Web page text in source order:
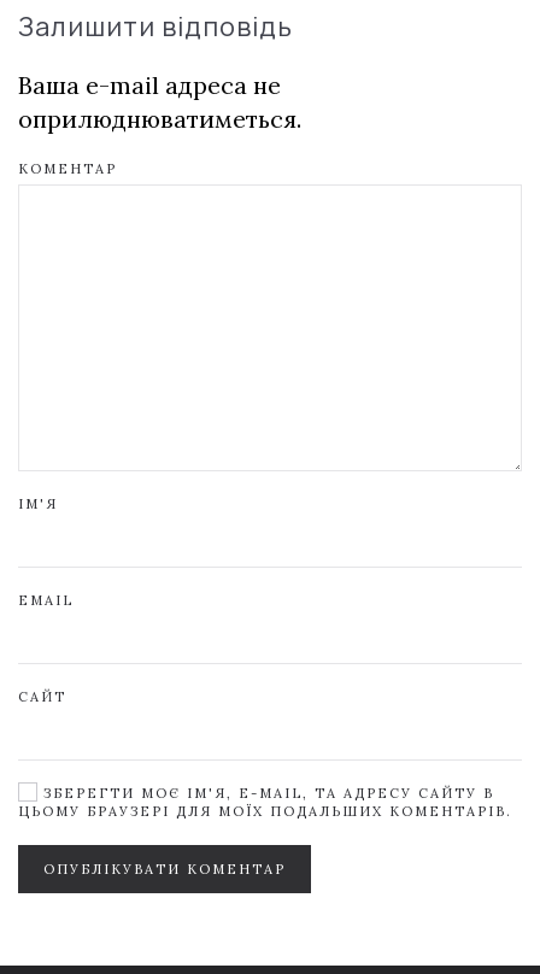
Залишити відповідь
Ваша e-mail адреса не
оприлюднюватиметься.
КОМЕНТАР
ІМ'Я
EMAIL
САЙТ
ЗБЕРЕГТИ МОЄ ІМ'Я, E-MAIL, ТА АДРЕСУ САЙТУ В
ЦЬОМУ БРАУЗЕРІ ДЛЯ МОЇХ ПОДАЛЬШИХ КОМЕНТАРІВ.
ОПУБЛІКУВАТИ КОМЕНТАР